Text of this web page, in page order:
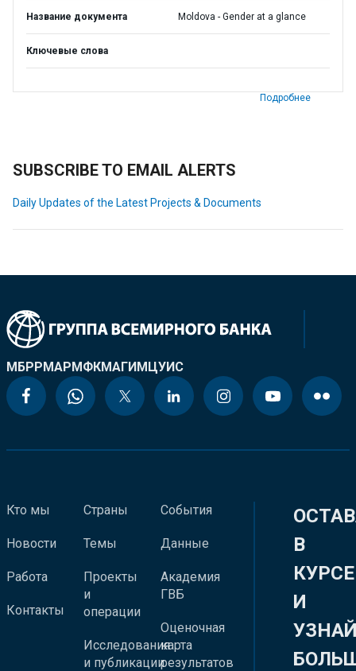
Название документа Moldova - Gender at a glance
Ключевые слова
Подробнее
SUBSCRIBE TO EMAIL ALERTS
Daily Updates of the Latest Projects & Documents
МБРРМАРМФКМАГИМЦУИС
Кто мы
Новости
Работа
Контакты
Страны
Темы
Проекты
и
операции
Исследования
и публикации
События
Данные
Академия
ГВБ
Оценочная
карта
результатов
В
КУРСЕ
И